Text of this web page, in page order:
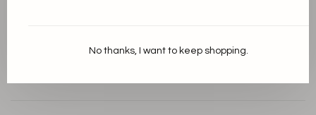
No thanks, I want to keep shopping.